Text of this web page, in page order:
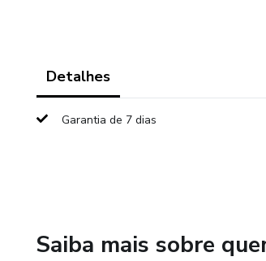
Detalhes
Garantia de 7 dias
Saiba mais sobre